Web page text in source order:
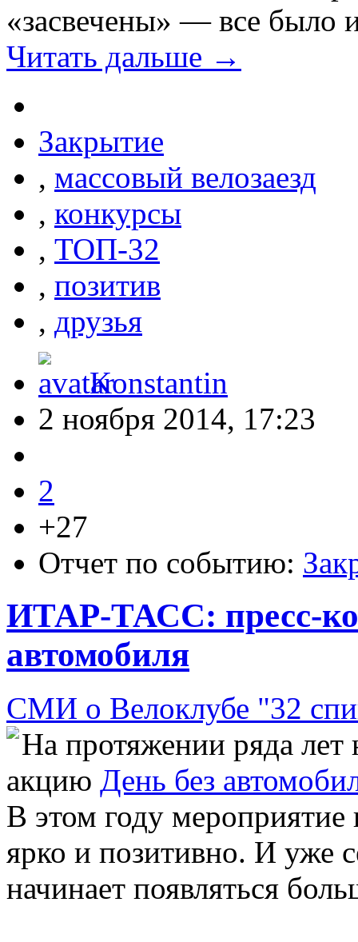
«засвечены» — все было
Читать дальше →
Закрытие
, массовый велозаезд
, конкурсы
, ТОП-32
, позитив
, друзья
Konstantin
2 ноября 2014, 17:23
2
+27
Отчет по событию:
ИТАР-ТАСС: пресс-
автомобиля
СМИ о Велоклубе "32
На протяжении ряда
акцию День без
В этом году мероприятие
ярко и позитивно. И уже
начинает появляться